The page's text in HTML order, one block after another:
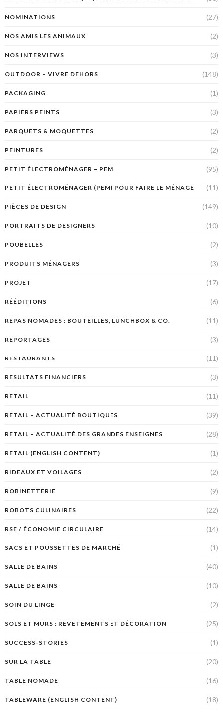
NOMINATIONS (27)
NOS AMIS LES ANIMAUX (2)
NOS INTERVIEWS (3)
OUTDOOR – VIVRE DEHORS (148)
PACKAGING (1)
PAPIERS PEINTS (3)
PARQUETS & MOQUETTES (2)
PEINTURES (2)
PETIT ÉLECTROMÉNAGER – PEM (95)
PETIT ÉLECTROMÉNAGER (PEM) POUR FAIRE LE MÉNAGE (11)
PIÈCES DE DESIGN (149)
PORTRAITS DE DESIGNERS (10)
POUBELLES (2)
PRODUITS MÉNAGERS (3)
PROJET (17)
RÉÉDITIONS (6)
REPAS NOMADES : BOUTEILLES, LUNCHBOX & CO. (11)
REPORTAGES (3)
RESTAURANTS (11)
RESULTATS FINANCIERS (3)
RETAIL (11)
RETAIL – ACTUALITÉ BOUTIQUES (39)
RETAIL – ACTUALITÉ DES GRANDES ENSEIGNES (28)
RETAIL (ENGLISH CONTENT) (1)
RIDEAUX ET VOILAGES (2)
ROBINETTERIE (9)
ROBOTS CULINAIRES (22)
RSE / ÉCONOMIE CIRCULAIRE (14)
SACS ET POUSSETTES DE MARCHÉ (1)
SALLE DE BAINS (40)
SALLE DE BAINS (10)
SOIN DU LINGE (2)
SOLS ET MURS : REVÊTEMENTS ET DÉCORATION (25)
SUCCESS-STORIES (1)
SUR LA TABLE (20)
TABLE NOMADE (16)
TABLEWARE (ENGLISH CONTENT) (18)